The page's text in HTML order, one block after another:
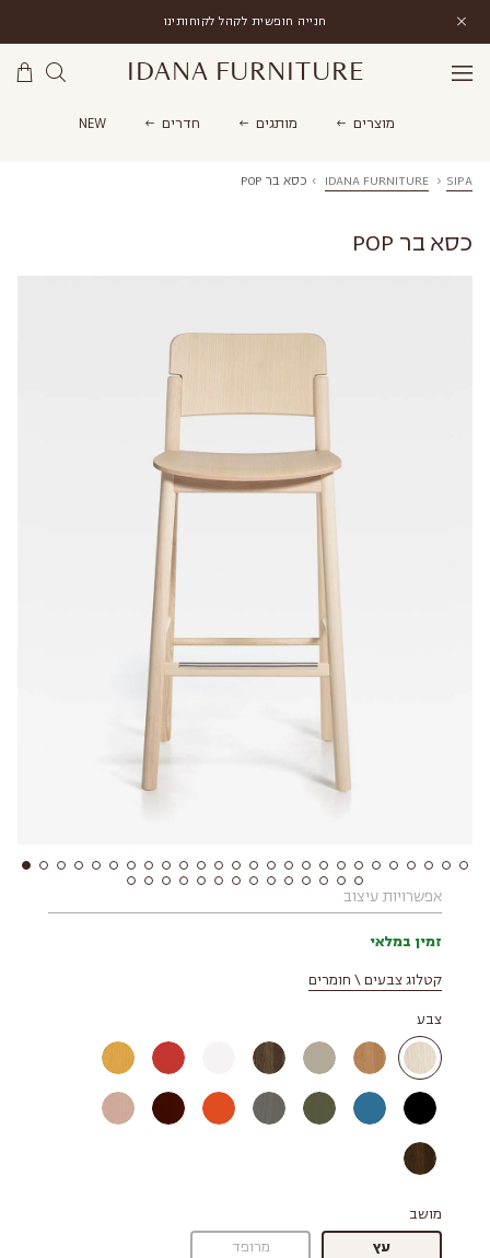
חנייה חופשית לקהל לקוחותינו
IDANA FURNITURE
מוצרים מותגים חדרים NEW
IDANA FURNITURE › SIPA
› כסא בר POP
כסא בר POP
אפשרויות עיצוב
זמין במלאי
קטלוג צבעים \ חומרים
צבע
מושב
עץ
מרופד